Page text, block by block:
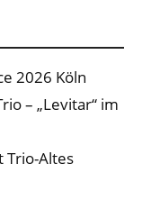
2026 Köln
– „Levitar“ im
Trio-Altes